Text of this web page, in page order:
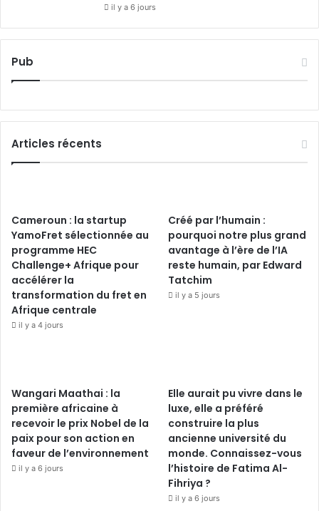
il y a 6 jours
Pub
Articles récents
Cameroun : la startup
YamoFret sélectionnée au
programme HEC
Challenge+ Afrique pour
accélérer la
transformation du fret en
Afrique centrale
il y a 4 jours
Créé par l’humain :
pourquoi notre plus grand
avantage à l’ère de l’IA
reste humain, par Edward
Tatchim
il y a 5 jours
Wangari Maathai : la
première africaine à
recevoir le prix Nobel de la
paix pour son action en
faveur de l’environnement
il y a 6 jours
Elle aurait pu vivre dans le
luxe, elle a préféré
construire la plus
ancienne université du
monde. Connaissez-vous
l’histoire de Fatima Al-
Fihriya ?
il y a 6 jours